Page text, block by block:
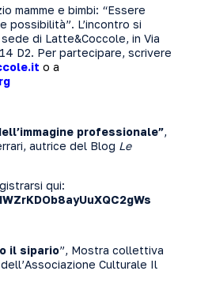
mamme e bimbi: “Essere
possibilità”. L’incontro si
di Latte&Coccole, in Via
D2. Per partecipare, scrivere
o a
professionale”,
autrice del Blog Le
qui:
il sipario”, Mostra collettiva
Culturale Il